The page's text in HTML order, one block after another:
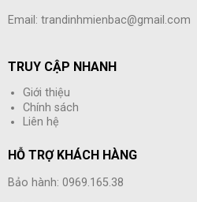
Email: trandinhmienbac@gmail.com
TRUY CẬP NHANH
Giới thiệu
Chính sách
Liên hệ
HỖ TRỢ KHÁCH HÀNG
Bảo hành: 0969.165.38